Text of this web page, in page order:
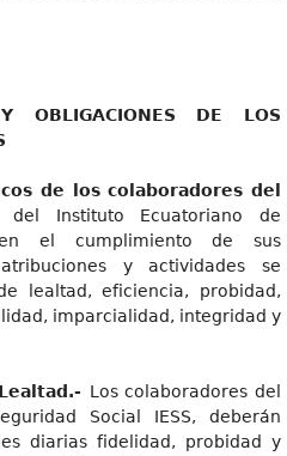
OBLIGACIONES DE LOS
de los colaboradores del
del Instituto Ecuatoriano de
en el cumplimiento de sus
y actividades se
lealtad, eficiencia, probidad,
imparcialidad, integridad y
Los colaboradores del
Social IESS, deberán
diarias fidelidad, probidad y